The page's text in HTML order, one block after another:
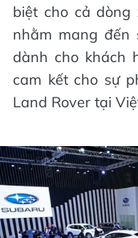
biệt cho cả
nhằm mang đến
dành cho khách
cam kết cho sự
Land Rover tại